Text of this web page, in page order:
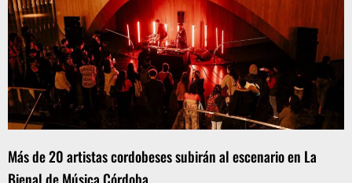
Más de 20 artistas cordobeses subirán al escenario en La